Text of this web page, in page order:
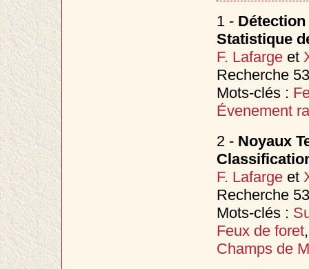
1 -
Statistique
F. Lafargeet
Recherche
Mots-clés :
Évenement
2 - Noyaux
F. Lafargeet
Recherche
Mots-clés :
Feux de foret
Champs de